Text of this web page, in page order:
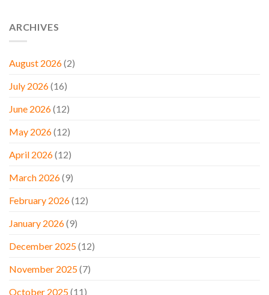
ARCHIVES
August 2026(2)
July 2026(16)
June 2026(12)
May 2026(12)
April 2026(12)
March 2026(9)
February 2026(12)
January 2026(9)
December 2025(12)
November 2025(7)
October 2025(11)